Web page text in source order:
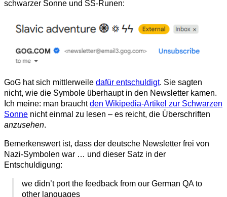
schwarzer Sonne und SS-Runen:
GoG hat sich mittlerweile dafür entschuldigt. Sie sagten
nicht, wie die Symbole überhaupt in den Newsletter kamen.
Ich meine: man brauchtden Wikipedia-Artikel zur Schwarzen
Sonne nicht einmal zu lesen – es reicht, die Überschriften
anzusehen.
Bemerkenswert ist, dass der deutsche Newsletter frei von
Nazi-Symbolen war … und dieser Satz in der
Entschuldigung:
we didn’t port the feedback from our German QA to
other languages